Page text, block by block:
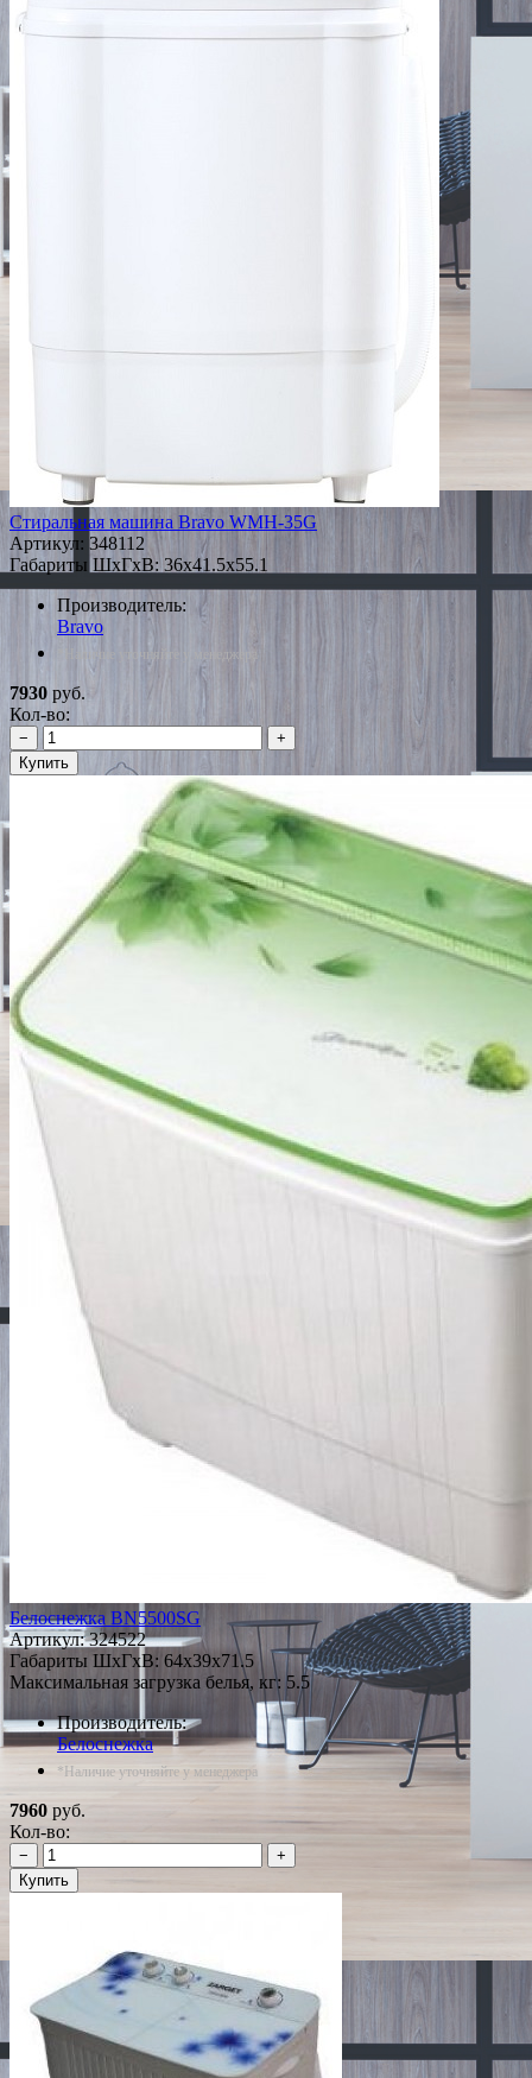
Стиральная машина Bravo WMH-35G
Артикул: 348112
Габариты ШxГxВ: 36x41.5x55.1
Производитель:
Bravo
*Наличие уточняйте у менеджера
7930 руб.
Кол-во:
−
+
Купить
Белоснежка ВN5500SG
Артикул:324522
Габариты ШxГxВ: 64x39x71.5
Максимальная загрузка белья, кг: 5.5
Производитель:
Белоснежка
*Наличие уточняйте у менеджера
7960 руб.
Кол-во:
−
+
Купить